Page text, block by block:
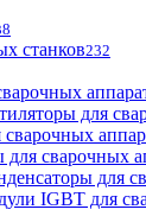
8
станков232
для
сварочных
для
IGBT для